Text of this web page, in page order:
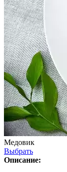
Медовик
Выбрать
Описание: